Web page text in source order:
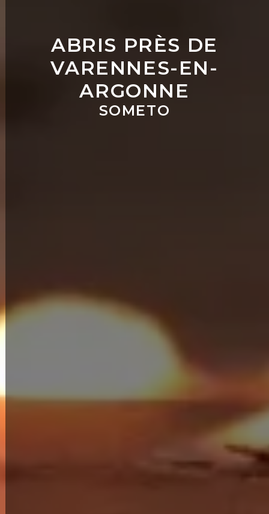
ABRIS PRÈS DE
VARENNES-EN-
ARGONNE
SOMETO